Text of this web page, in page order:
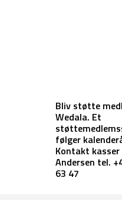
Bliv støtte
Wedala. Et
følger
Kontakt kasser
Andersen tel.
63 47